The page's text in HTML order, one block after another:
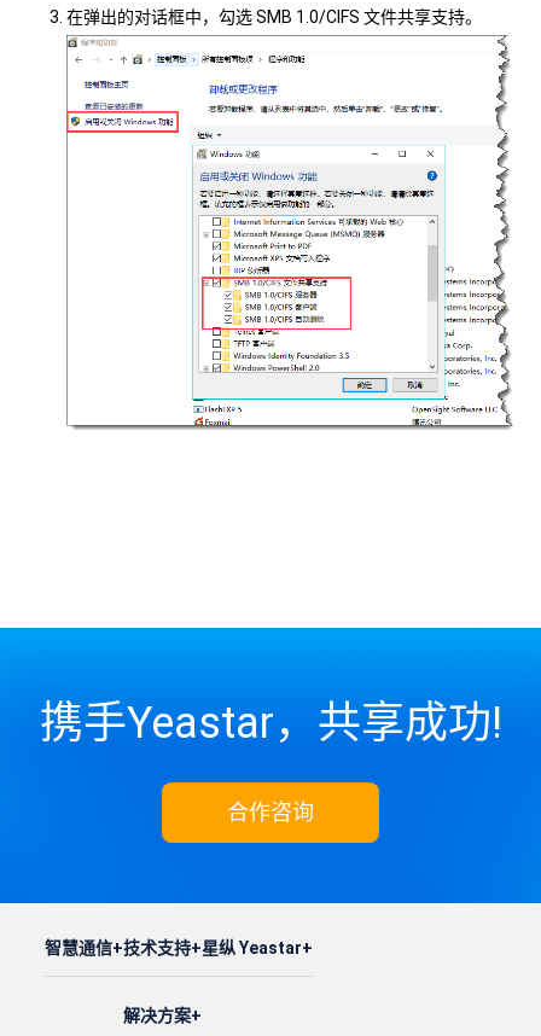
在弹出的对话框中，勾选 SMB 1.0/CIFS 文件共享支持。
携手Yeastar，共享成功!
合作咨询
智慧通信 技术支持
解决方案
星纵 Yeastar